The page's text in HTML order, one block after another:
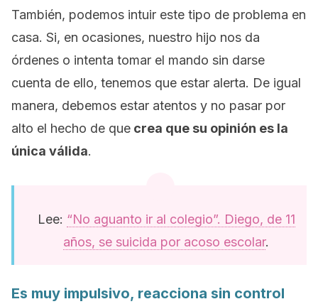
También, podemos intuir este tipo de problema en
casa. Si, en ocasiones, nuestro hijo nos da
órdenes o intenta tomar el mando sin darse
cuenta de ello, tenemos que estar alerta. De igual
manera, debemos estar atentos y no pasar por
alto el hecho de que crea que su opinión es la
única válida.
Lee: “No aguanto ir al colegio”. Diego, de 11
años, se suicida por acoso escolar.
Es muy impulsivo, reacciona sin control